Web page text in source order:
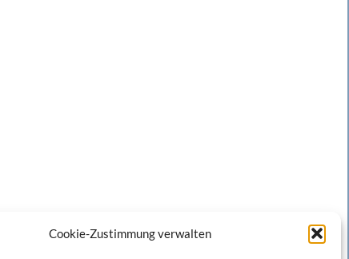
Cookie-Zustimmung verwalten